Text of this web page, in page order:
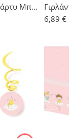
Προσκλήσεις για Πάρτυ Μπαλαρίνα – 8τμχ.
6,89 €